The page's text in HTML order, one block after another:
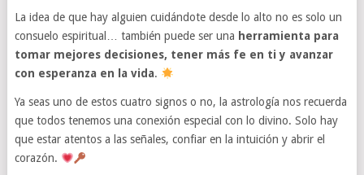
La idea de que hay alguien cuidándote desde lo alto no es solo un
consuelo espiritual… también puede ser una herramienta para
tomar mejores decisiones, tener más fe en ti y avanzar
con esperanza en la vida.
Ya seas uno de estos cuatro signos o no, la astrología nos recuerda
que todos tenemos una conexión especial con lo divino. Solo hay
que estar atentos a las señales, confiar en la intuición y abrir el
corazón.